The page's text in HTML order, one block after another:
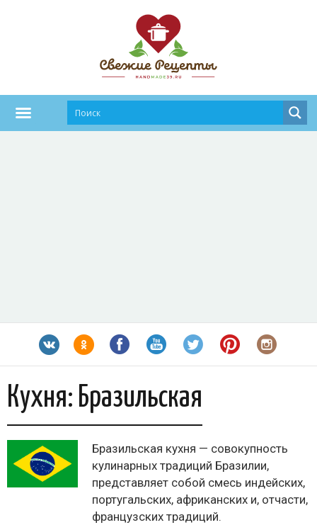
Кухня: Бразильская
Бразильская кухня — совокупность
кулинарных традиций Бразилии,
представляет собой смесь индейских,
португальских, африканских и, отчасти,
французских традиций.